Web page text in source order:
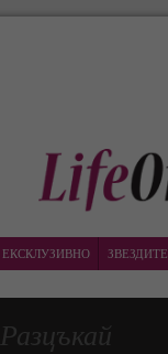
ЕКСКЛУЗИВНО ЗВЕЗДИТЕ
Разцъкай